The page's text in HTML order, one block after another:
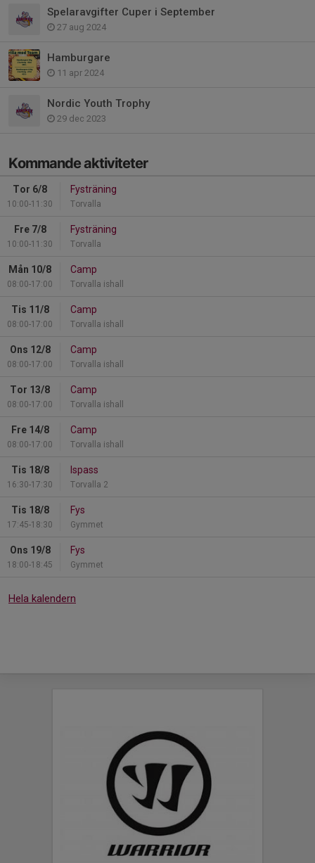
Spelaravgifter Cuper i September
27 aug 2024
Hamburgare
11 apr 2024
Nordic Youth Trophy
29 dec 2023
Kommande aktiviteter
Tor 6/8
10:00-11:30
Fysträning
Torvalla
Fre 7/8
10:00-11:30
Fysträning
Torvalla
Mån 10/8
08:00-17:00
Camp
Torvalla ishall
Tis 11/8
08:00-17:00
Camp
Torvalla ishall
Ons 12/8
08:00-17:00
Camp
Torvalla ishall
Tor 13/8
08:00-17:00
Camp
Torvalla ishall
Fre 14/8
08:00-17:00
Camp
Torvalla ishall
Tis 18/8
16:30-17:30
Ispass
Torvalla 2
Tis 18/8
17:45-18:30
Fys
Gymmet
Ons 19/8
18:00-18:45
Fys
Gymmet
Hela kalendern